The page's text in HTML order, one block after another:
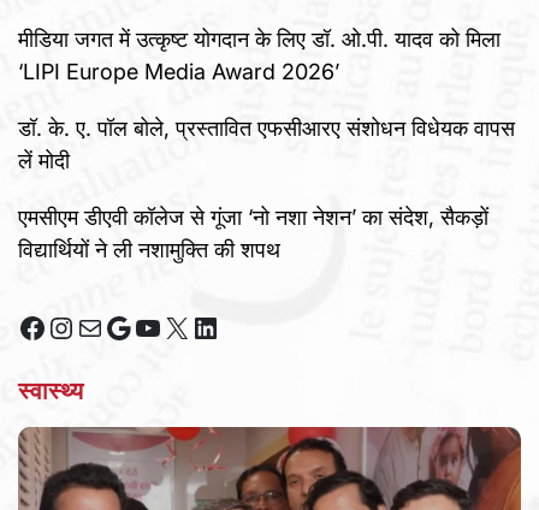
मीडिया जगत में उत्कृष्ट योगदान के लिए डॉ. ओ.पी. यादव को मिला
‘LIPI Europe Media Award 2026’
डॉ. के. ए. पॉल बोले, प्रस्तावित एफसीआरए संशोधन विधेयक वापस
लें मोदी
एमसीएम डीएवी कॉलेज से गूंजा ‘नो नशा नेशन’ का संदेश, सैकड़ों
विद्यार्थियों ने ली नशामुक्ति की शपथ
Facebook
Instagram
MailGoogle
YouTube
X LinkedIn
स्वास्थ्य